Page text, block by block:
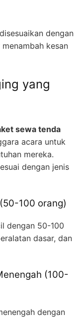
dengan
menambah kesan
yang
sewa tenda
acara untuk
mereka.
dengan jenis
100 orang)
dengan 50-100
dasar, dan
(100-
dengan